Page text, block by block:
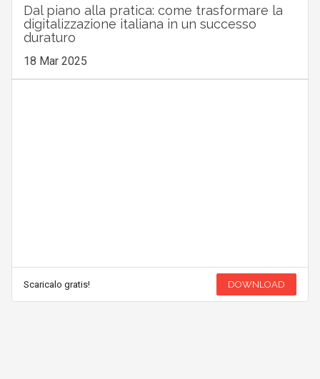
Dal piano alla pratica: come trasformare la
digitalizzazione italiana in un successo
duraturo
18 Mar 2025
Scaricalo gratis! DOWNLOAD